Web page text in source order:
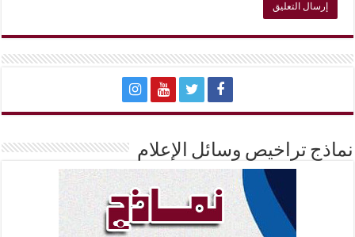
نماذج تراخيص وسائل الإعلام